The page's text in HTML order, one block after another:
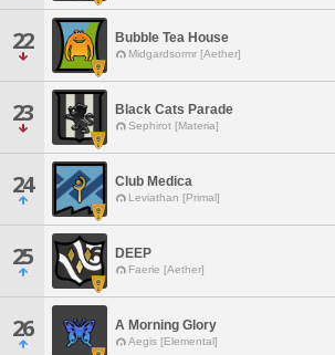
22 Bubble Tea House
Midgardsormr [Aether]
23 Black Cats Parade
Sephirot [Materia]
24 Club Medica
Leviathan [Primal]
25 DEEP
Faerie [Aether]
26 A Morning Glory
Aegis [Elemental]